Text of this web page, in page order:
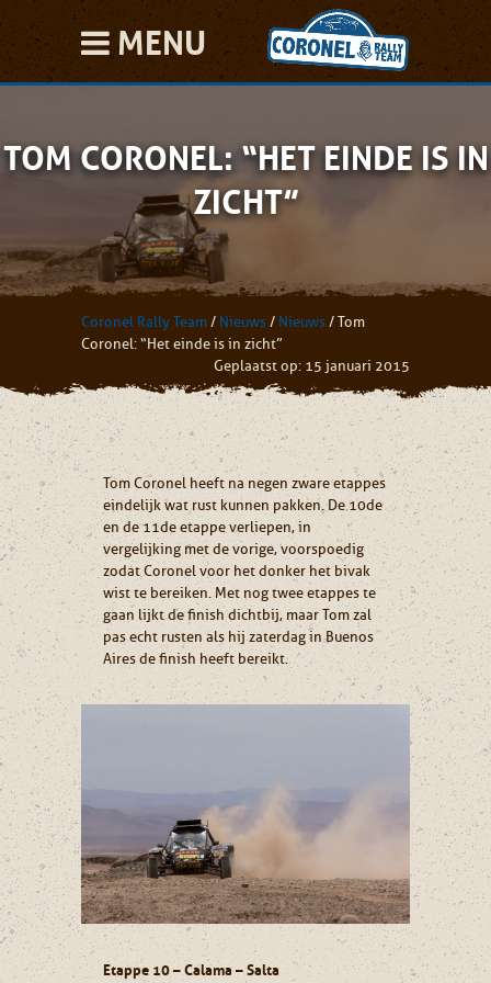
MENU
TOM CORONEL: “HET EINDE IS IN
ZICHT”
Coronel Rally Team / Nieuws / Nieuws /Tom
Coronel: “Het einde is in zicht”
Geplaatst op: 15 januari 2015
Tom Coronel heeft na negen zware etappes
eindelijk wat rust kunnen pakken. De 10de
en de 11de etappe verliepen, in
vergelijking met de vorige, voorspoedig
zodat Coronel voor het donker het bivak
wist te bereiken. Met nog twee etappes te
gaan lijkt de finish dichtbij, maar Tom zal
pas echt rusten als hij zaterdag in Buenos
Aires de finish heeft bereikt.
Etappe 10 – Calama – Salta